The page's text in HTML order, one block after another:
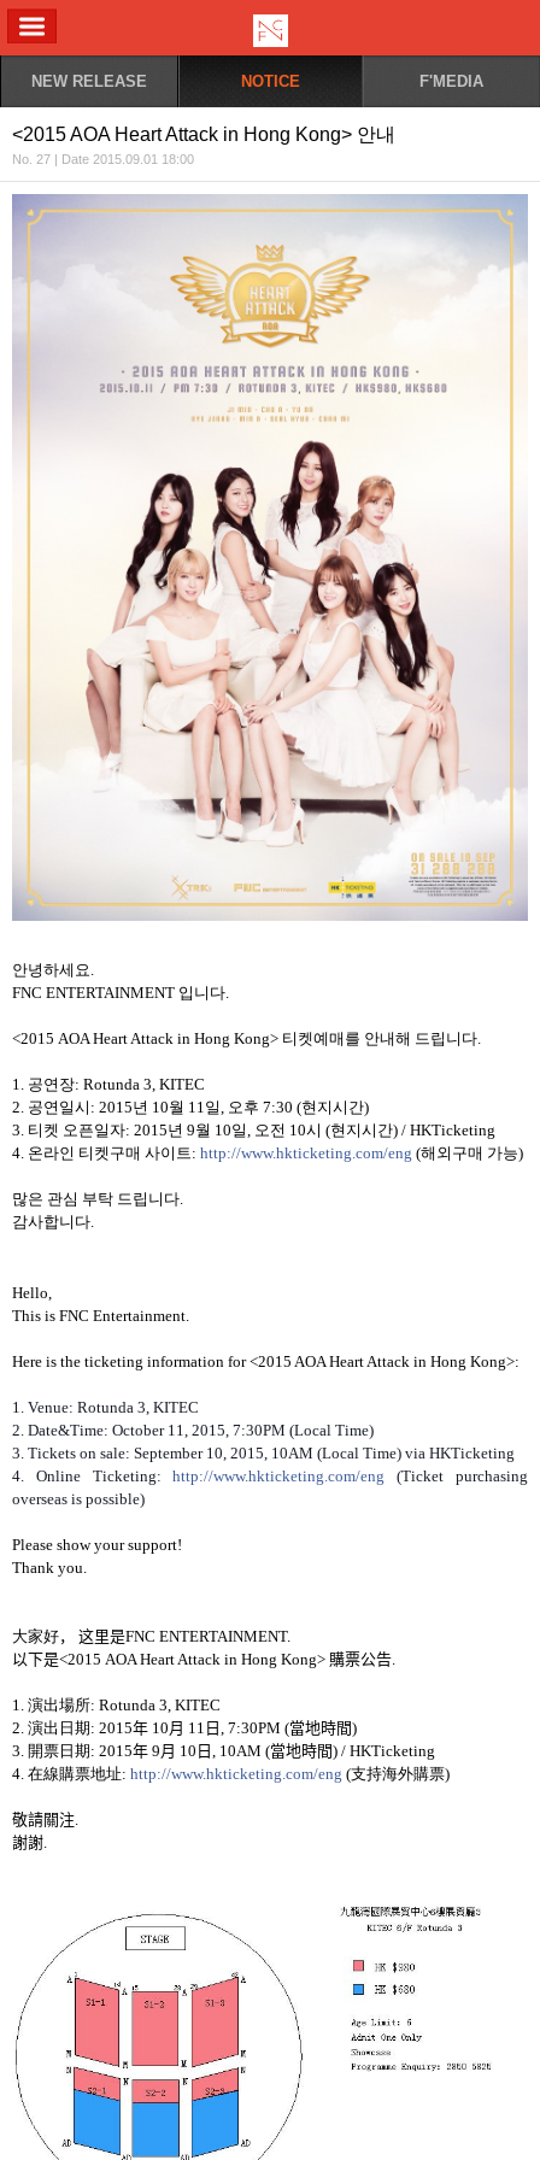
NEW RELEASE NOTICE F'MEDIA
<2015 AOA Heart Attack in Hong Kong> 안내
No. 27 | Date 2015.09.01 18:00
안녕하세요
FNC ENTERTAINMENT 입니다
<2015 AOA Heart Attack in Hong Kong> 티켓예매를 안내해 드립니다
1. 공연장: Rotunda 3, KITEC
2. 공연일시 : 2015년 10월 11 일 오후 7:30 (현지시간)
3. 티켓 오픈일자: 2015년 9월 10일 오전 10시 (현지시간) / HKTicketing
4. 온라인 티켓구매 사이트 : http://www.hkticketing.com/eng (해외구매 가능)
많은 관심 부탁 드립니다
감사합니다
Hello,
This is FNC Entertainment.
Here is the ticketing information for <2015 AOA Heart Attack in Hong Kong>:
1. Venue: Rotunda 3, KITEC
2. Date&Time: October 11, 2015, 7:30PM (Local Time)
3. Tickets on sale: September 10, 2015, 10AM (Local Time) via HKTicketing
4. Online Ticketing:
http://www.hkticketing.com/eng
(Ticket purchasing
overseas is possible)
Please show your support!
Thank you.
大家好， 这里是FNC ENTERTAINMENT.
以下是<2015 AOA Heart Attack in Hong Kong> 購票公告
1. 演出場所: Rotunda 3, KITEC
2. 演出日期: 2015年 10 月 11 日 , 7:30PM (當地時間)
3. 開票日期: 2015年 9 月 10 日 , 10AM (當地時間) / HKTicketing
4. 在線購票地址: http://www.hkticketing.com/eng (支持海外購票)
敬請關注
謝謝